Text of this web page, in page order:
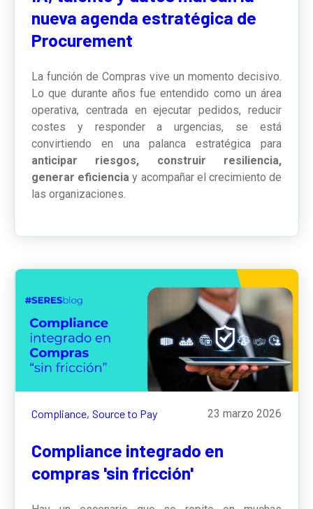
nueva agenda estratégica de
Procurement
La función de Compras vive un momento decisivo.
Lo que durante años fue entendido como un área
operativa, centrada en ejecutar pedidos, reducir
costes y responder a urgencias, se está
convirtiendo en una palanca estratégica para
anticipar riesgos, construir resiliencia,
generar eficiencia y acompañar el crecimiento de
las organizaciones.
Compliance, Source to Pay 23 marzo 2026
Compliance integrado en
compras 'sin fricción'